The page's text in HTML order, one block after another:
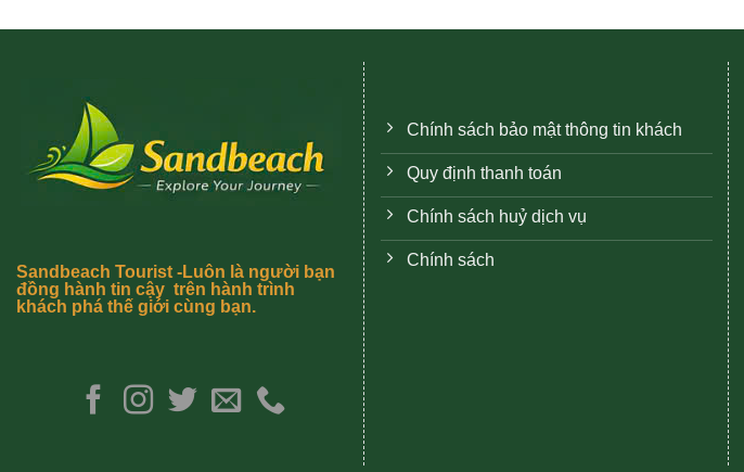
Sandbeach Tourist -Luôn là người bạn
đồng hành tin cậy trên hành trình
khách phá thế giới cùng bạn.
Chính sách bảo mật thông tin khách
Quy định thanh toán
Chính sách huỷ dịch vụ
Chính sách